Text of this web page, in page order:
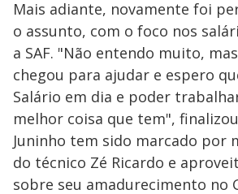
Mais adiante, novamente foi
o assunto, com o foco nos
a SAF. "Não entendo muito,
chegou para ajudar e espero
Salário em dia e poder
melhor coisa que tem",
Juninho tem sido marcado por
do técnico Zé Ricardo e
sobre seu amadurecimento no